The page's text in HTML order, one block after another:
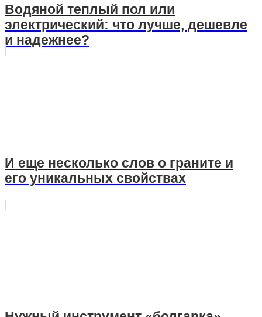
Водяной теплый пол или
электрический: что лучше, дешевле
и надежнее?
И еще несколько слов о граните и
его уникальных свойствах